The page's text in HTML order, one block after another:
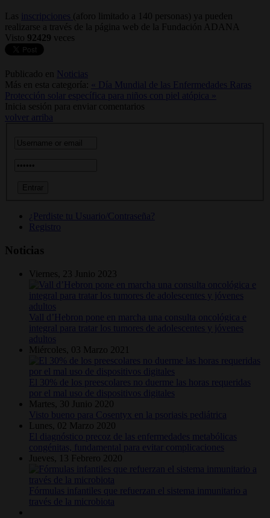
Las inscripciones (aforo limitado a 140 personas) ya pueden
realizarse a través de la página web de la Fundación ADANA
Visto 92429 veces
Publicado en
Noticias
Más en esta categoría: « Día Mundial de las Enfermedades Raras
Protección solar específica para niños con piel atópica »
Inicia sesión para enviar comentarios
volver arriba
¿Perdiste tu Usuario/Contraseña?
Registro
Noticias
Viernes, 23 Junio 2023
Vall d’Hebron pone en marcha una consulta oncológica e
integral para tratar los tumores de adolescentes y jóvenes
adultos
Miércoles, 03 Marzo 2021
El 30% de los preescolares no duerme las horas requeridas
por el mal uso de dispositivos digitales
Martes, 30 Junio 2020
Visto bueno para Cosentyx en la psoriasis pediátrica
Lunes, 02 Marzo 2020
El diagnóstico precoz de las enfermedades metabólicas
congénitas, fundamental para evitar complicaciones
Jueves, 13 Febrero 2020
Fórmulas infantiles que refuerzan el sistema inmunitario a
través de la microbiota